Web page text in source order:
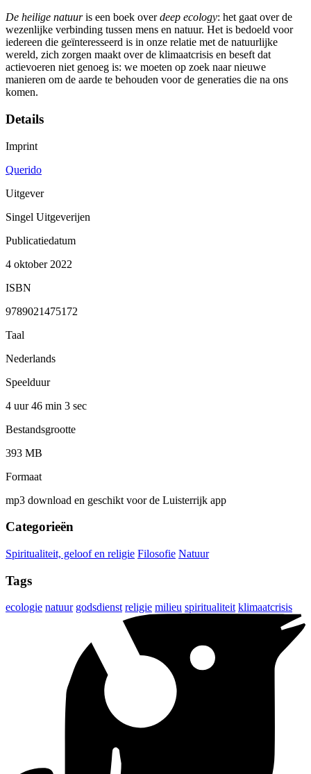
De heilige natuuris een boek overdeep ecology: het gaat over de
wezenlijke verbinding tussen mens en natuur. Het is bedoeld voor
iedereen die geïnteresseerd is in onze relatie met de natuurlijke
wereld, zich zorgen maakt over de klimaatcrisis en beseft dat
actievoeren niet genoeg is: we moeten op zoek naar nieuwe
manieren om de aarde te behouden voor de generaties die na ons
komen.
Details
Imprint
Querido
Uitgever
Singel Uitgeverijen
Publicatiedatum
4 oktober 2022
ISBN
9789021475172
Taal
Nederlands
Speelduur
4 uur 46 min 3 sec
Bestandsgrootte
393 MB
Formaat
mp3 download en geschikt voor de Luisterrijk app
Categorieën
Spiritualiteit, geloof en religie Filosofie Natuur
Tags
ecologie natuur godsdienst religie milieu spiritualiteit klimaatcrisis